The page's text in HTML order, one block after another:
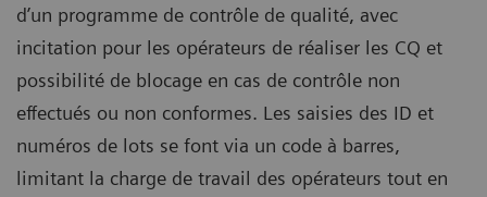
d’un programme de contrôle de qualité, avec
incitation pour les opérateurs de réaliser les CQ et
possibilité de blocage en cas de contrôle non
effectués ou non conformes. Les saisies des ID et
numéros de lots se font via un code à barres,
limitant la charge de travail des opérateurs tout en